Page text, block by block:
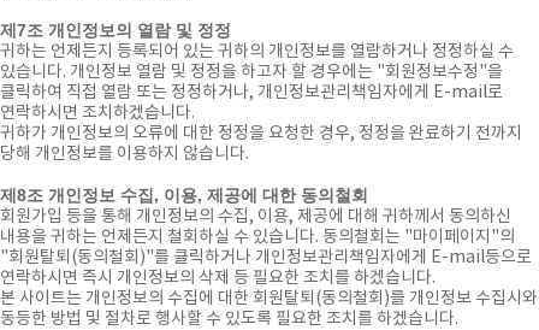
제7조 개인정보의 열람 및 정정
귀하는 언제든지 등록되어 있는 귀하의 개인정보를 열람하거나 정정하실 수
있습니다. 개인정보 열람 및 정정을 하고자 할 경우에는 "회원정보수정"을
클릭하여 직접 열람 또는 정정하거나, 개인정보관리책임자에게 E-mail로
연락하시면 조치하겠습니다.
귀하가 개인정보의 오류에 대한 정정을 요청한 경우, 정정을 완료하기 전까지
당해 개인정보를 이용하지 않습니다.
제8조 개인정보 수집, 이용, 제공에 대한 동의철회
회원가입 등을 통해 개인정보의 수집, 이용, 제공에 대해 귀하께서 동의하신
내용을 귀하는 언제든지 철회하실 수 있습니다. 동의철회는 "마이페이지"의
"회원탈퇴(동의철회)"를 클릭하거나 개인정보관리책임자에게 E-mail등으로
연락하시면 즉시 개인정보의 삭제 등 필요한 조치를 하겠습니다.
본 사이트는 개인정보의 수집에 대한 회원탈퇴(동의철회)를 개인정보 수집시와
동등한 방법 및 절차로 행사할 수 있도록 필요한 조치를 하겠습니다.